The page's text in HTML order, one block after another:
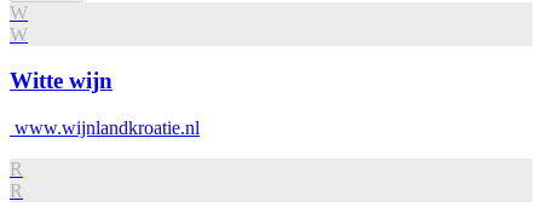
W
W
Witte wijn
www.wijnlandkroatie.nl
R
R